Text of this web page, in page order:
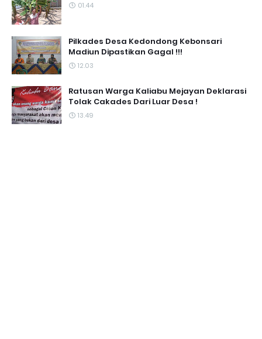
01.44
Pilkades Desa Kedondong Kebonsari
Madiun Dipastikan Gagal !!!
12.03
Ratusan Warga Kaliabu Mejayan Deklarasi
Tolak Cakades Dari Luar Desa !
13.49